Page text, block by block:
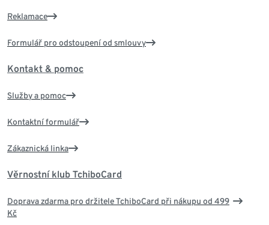
Reklamace
Formulář pro odstoupení od smlouvy
Kontakt & pomoc
Služby a pomoc
Kontaktní formulář
Zákaznická linka
Věrnostní klub TchiboCard
Doprava zdarma pro držitele TchiboCard při nákupu od 499
Kč